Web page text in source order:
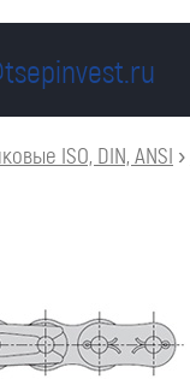
ISO, DIN, ANSI ›